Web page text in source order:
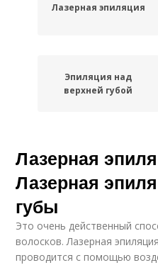
Лазерная эпиляция
Эпиляция над
верхней губой
Подготовка к
лазерной эпиляции
Лазерная
Лазерная
губы
Это очень действенный
волосков. Лазерная
проводится с помощью